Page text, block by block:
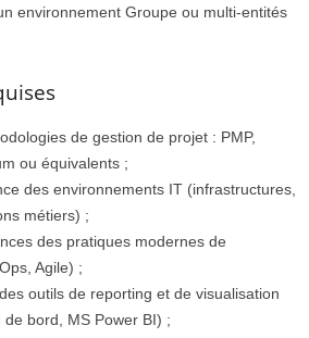
environnement Groupe ou multi-entités
de gestion de projet : PMP,
ou équivalents ;
des environnements IT (infrastructures,
métiers) ;
des pratiques modernes de
Agile) ;
outils de reporting et de visualisation
bord, MS Power BI) ;